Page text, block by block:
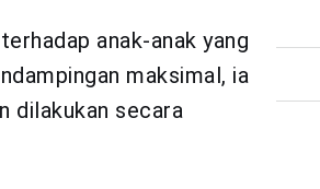
anak-anak yang
maksimal, ia
dilakukan secara